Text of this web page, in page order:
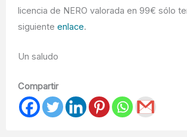
licencia de NERO valorada en 99€ sólo
siguiente enlace.
Un saludo
Compartir